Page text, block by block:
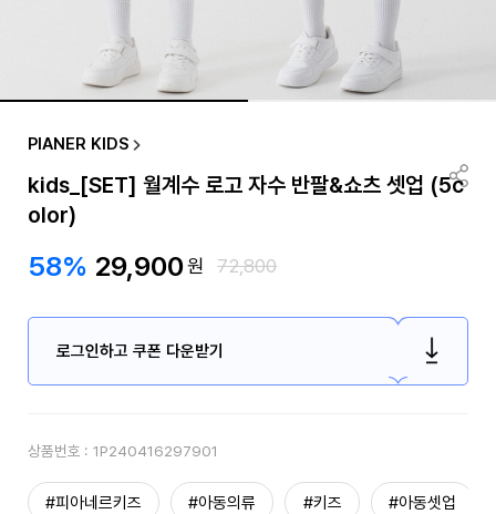
PIANER KIDS
kids_[SET] 월계수 로고 자수 반팔&쇼츠 셋업 (5c
olor)
58% 29,900원 72,800
로그인하고 쿠폰 다운받기
상품번호 : 1P240416297901
#피아네르키즈 #아동의류 #키즈 #아동셋업